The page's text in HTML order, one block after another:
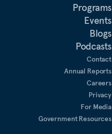
Programs
Events
Blogs
Podcasts
Contact
Annual Reports
Careers
Privacy
For Media
Government Resources